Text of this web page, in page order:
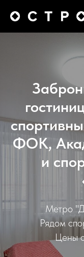
ФОК,
и
Метро
Рядом
Цены